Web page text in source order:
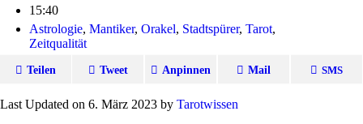
15:40
Astrologie, Mantiker, Orakel, Stadtspürer, Tarot,
Zeitqualität
Teilen Tweet Anpinnen Mail SMS
Last Updated on 6. März 2023 by Tarot­wissen